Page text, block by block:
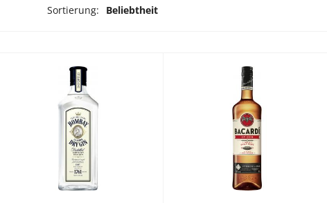
Sortierung: Beliebtheit